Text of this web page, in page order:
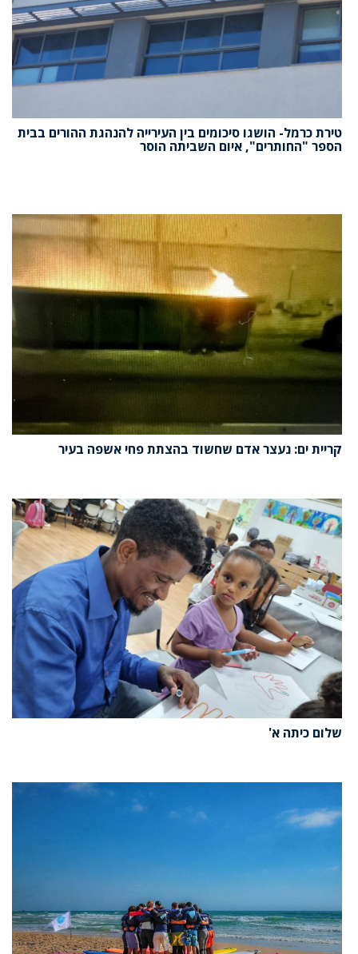
טירת כרמל- הושגו סיכומים בין העירייה להנהגת ההורים בבית
הספר "החותרים", איום השביתה הוסר
קריית ים: נעצר אדם שחשוד בהצתת פחי אשפה בעיר
שלום כיתה א'